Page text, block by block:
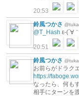
20:53
鈴風つかさ
@T_Hash ε-(´∀
20:51
鈴風つかさ
お前らがドラク
https://
なったら、何も
相手にターンを